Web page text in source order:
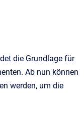
die Grundlage für
Ab nun können
werden, um die